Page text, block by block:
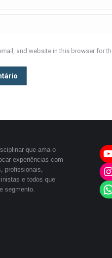
and website in this browser for
que ama o
experiências com
profissionais,
e todos que
segmento.